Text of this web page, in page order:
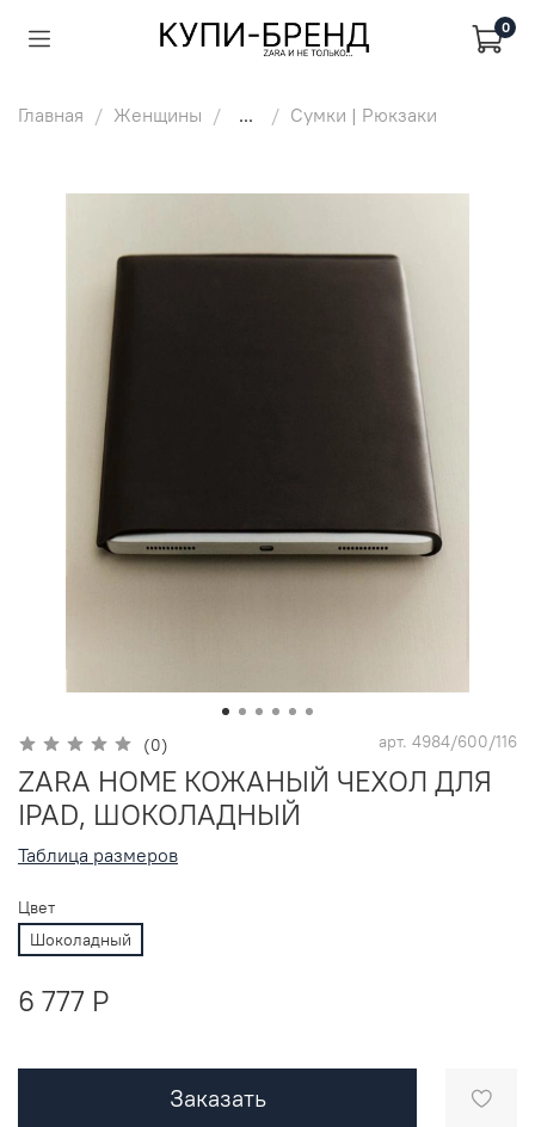
0
Главная Женщины ... Сумки | Рюкзаки
(0) арт. 4984/600/116
ZARA HOME КОЖАНЫЙ ЧЕХОЛ ДЛЯ
IPAD, ШОКОЛАДНЫЙ
Таблица размеров
Цвет
Шоколадный
6 777 P
Заказать